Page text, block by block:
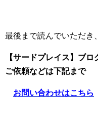
最後まで読んでいただき
【サードプレイス】ブロ
ご依頼などは下記まで
お問い合わせはこちら